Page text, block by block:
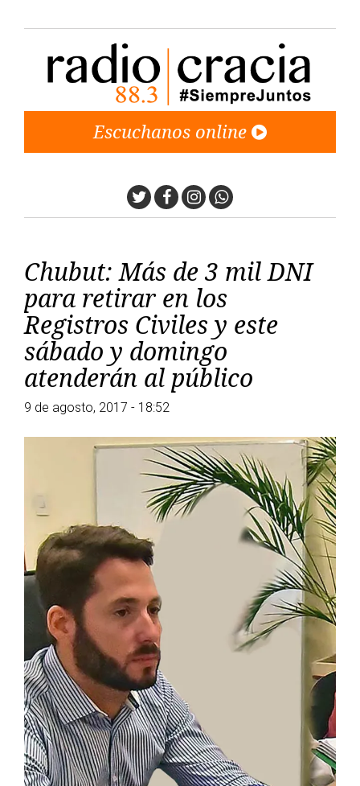
Escuchanos online
TwitterFacebook
Instagram
Whatsapp
Chubut: Más de 3 mil DNI
para retirar en los
Registros Civiles y este
sábado y domingo
atenderán al público
9 de agosto, 2017 - 18:52